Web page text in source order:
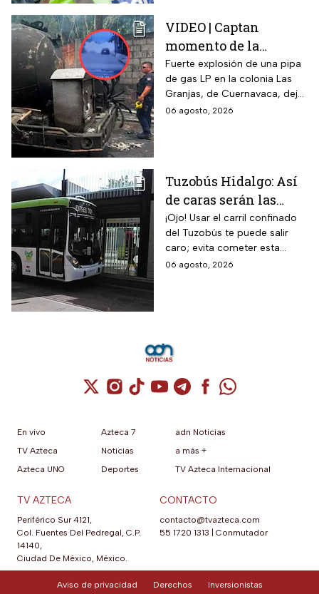
VIDEO | Captan
momento de la
explosión de pipa de
gas en Cuernavaca:
¡Imágenes sensibles!
Fuerte explosión de una pipa
de gas LP en la colonia Las
Granjas, de Cuernavaca, dejó
21 heridos y causó pánico
06 agosto, 2026
Tuzobús Hidalgo: Así
de caras serán las
MULTAS por invadir
el carril confinado a
partir de esta fecha
¡Ojo! Usar el carril confinado
del Tuzobús te puede salir
caro; evita cometer esta
infracción a partir de agosto.
06 agosto, 2026
Cuenta de X / Twitter (se abre en una
Cuenta de Instagram (se abre en una
Cuenta de TikTok (se abre en
Cuenta de YouTube (se abre
Cuenta de Telegram (se
Cuenta de
Cuenta de
En vivo
TV Azteca
Azteca UNO
Azteca 7
Noticias
Deportes
adn Noticias
a más +
TV Azteca Internacional
TV AZTECA
Periférico Sur 4121,
Col. Fuentes Del Pedregal, C.P.
14140,
Ciudad De México, México.
CONTACTO
contacto@tvazteca.com
55 1720 1313
Conmutador
Aviso de privacidad Derechos Inversionistas